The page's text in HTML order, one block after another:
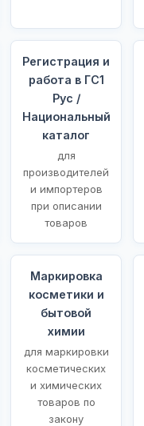
Регистрация и
работа в ГС1
Рус /
Национальный
каталог
для
производителей
и импортеров
при описании
товаров
Маркировка
косметики и
бытовой
химии
для маркировки
косметических
и химических
товаров по
закону